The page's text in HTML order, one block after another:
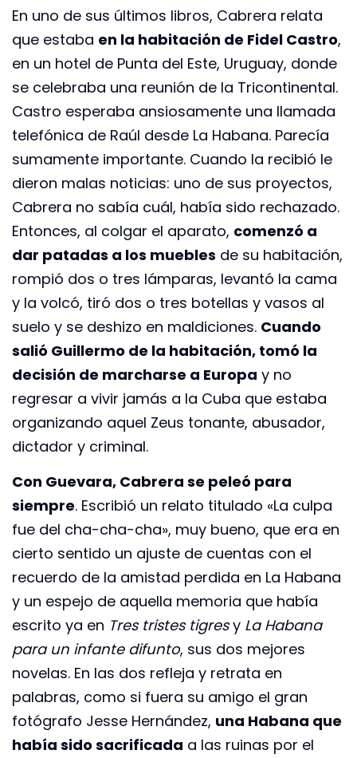
En uno de sus últimos libros, Cabrera relata
que estaba en la habitación de Fidel Castro,
en un hotel de Punta del Este, Uruguay, donde
se celebraba una reunión de la Tricontinental.
Castro esperaba ansiosamente una llamada
telefónica de Raúl desde La Habana. Parecía
sumamente importante. Cuando la recibió le
dieron malas noticias: uno de sus proyectos,
Cabrera no sabía cuál, había sido rechazado.
Entonces, al colgar el aparato, comenzó a
dar patadas a los muebles de su habitación,
rompió dos o tres lámparas, levantó la cama
y la volcó, tiró dos o tres botellas y vasos al
suelo y se deshizo en maldiciones. Cuando
salió Guillermo de la habitación, tomó la
decisión de marcharse a Europa y no
regresar a vivir jamás a la Cuba que estaba
organizando aquel Zeus tonante, abusador,
dictador y criminal.
Con Guevara, Cabrera se peleó para
siempre. Escribió un relato titulado «La culpa
fue del cha-cha-cha», muy bueno, que era en
cierto sentido un ajuste de cuentas con el
recuerdo de la amistad perdida en La Habana
y un espejo de aquella memoria que había
escrito ya en Tres tristes tigresy La Habana
para un infante difunto, sus dos mejores
novelas. En las dos refleja y retrata en
palabras, como si fuera su amigo el gran
fotógrafo Jesse Hernández, una Habana que
había sido sacrificada a las ruinas por el